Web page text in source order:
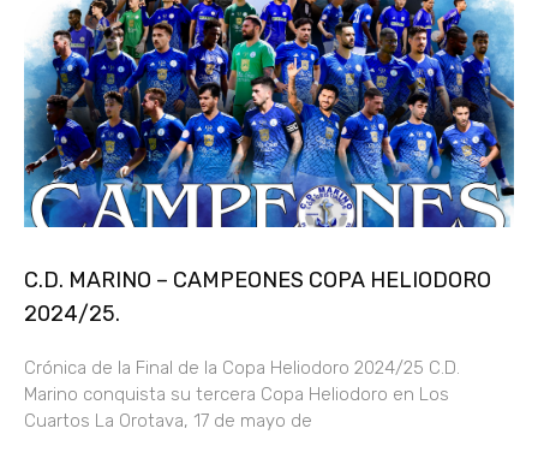
C.D. MARINO – CAMPEONES COPA HELIODORO
2024/25.
Crónica de la Final de la Copa Heliodoro 2024/25 C.D.
Marino conquista su tercera Copa Heliodoro en Los
Cuartos La Orotava, 17 de mayo de